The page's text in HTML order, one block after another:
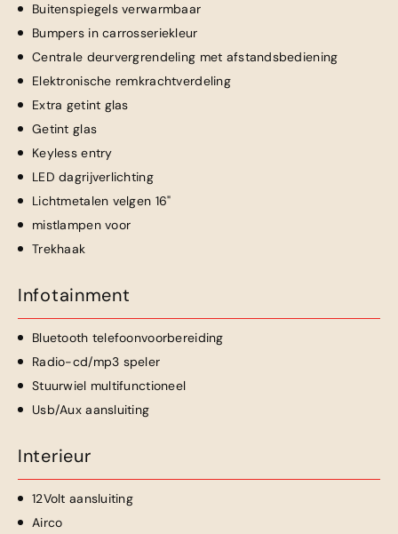
Buitenspiegels verwarmbaar
Bumpers in carrosseriekleur
Centrale deurvergrendeling met afstandsbediening
Elektronische remkrachtverdeling
Extra getint glas
Getint glas
Keyless entry
LED dagrijverlichting
Lichtmetalen velgen 16"
mistlampen voor
Trekhaak
Infotainment
Bluetooth telefoonvoorbereiding
Radio-cd/mp3 speler
Stuurwiel multifunctioneel
Usb/Aux aansluiting
Interieur
12Volt aansluiting
Airco